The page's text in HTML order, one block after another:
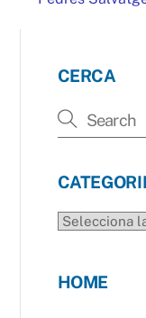
CERCA
CATEGORIES
HOME